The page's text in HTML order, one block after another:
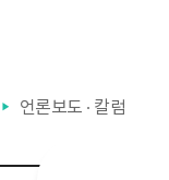
▶ 언론보도 ∙ 칼럼